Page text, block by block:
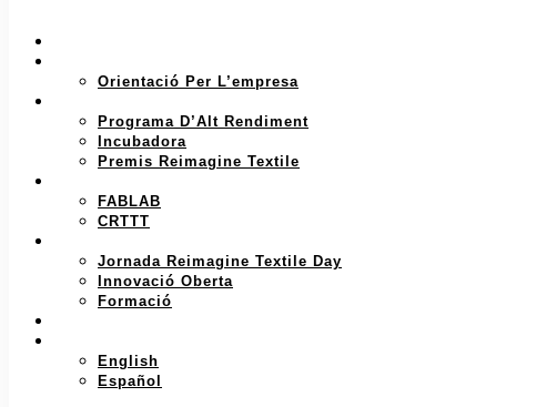
Orientació Per L’empresa
Programa D’Alt Rendiment
Incubadora
Premis Reimagine Textile
FABLAB
CRTTT
Jornada Reimagine Textile Day
Innovació Oberta
Formació
English
Español